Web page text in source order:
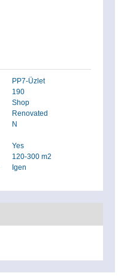
PP7-Üzlet
190
Shop
Renovated
N
Yes
120-300 m2
Igen